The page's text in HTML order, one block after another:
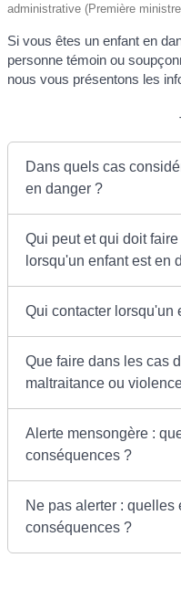
administrative (Première
Si vous êtes un enfant en
personne témoin ou
nous vous présentons les
Dans quels cas
en danger ?
Qui peut et qui doit
lorsqu'un enfant est en
Qui contacter lorsqu'un
Que faire dans les cas
maltraitance ou
Alerte mensongère :
conséquences ?
Ne pas alerter : quelles
conséquences ?